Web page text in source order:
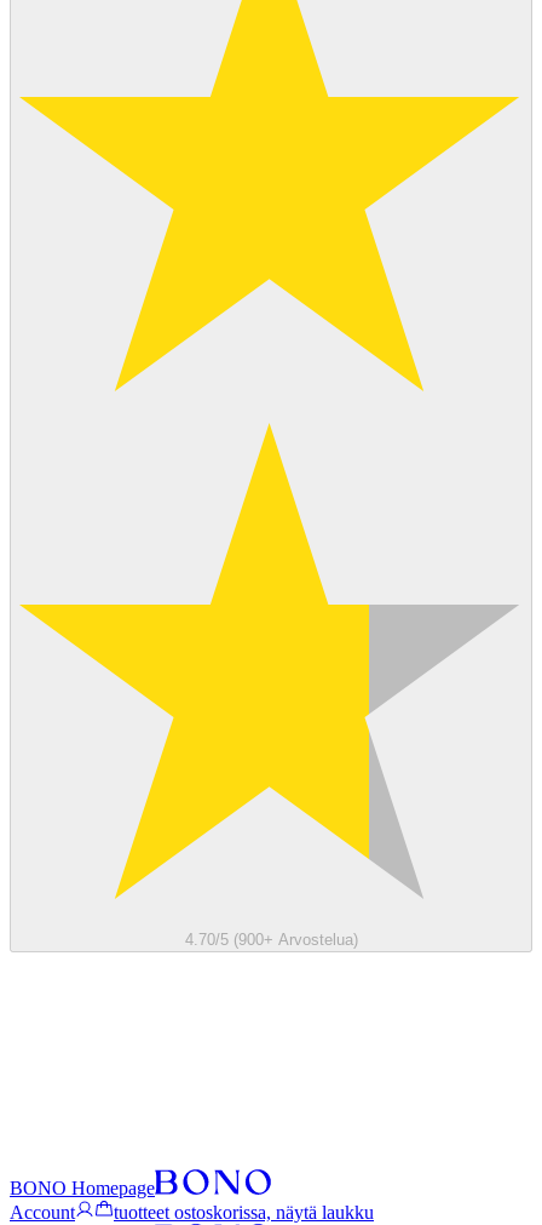
4.70/5 (900+ Arvostelua)
BONO Homepage
Account
tuotteet ostoskorissa, näytä laukku